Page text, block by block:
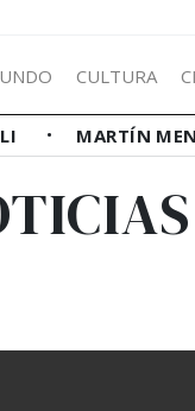
CULTURA
MARTÍN